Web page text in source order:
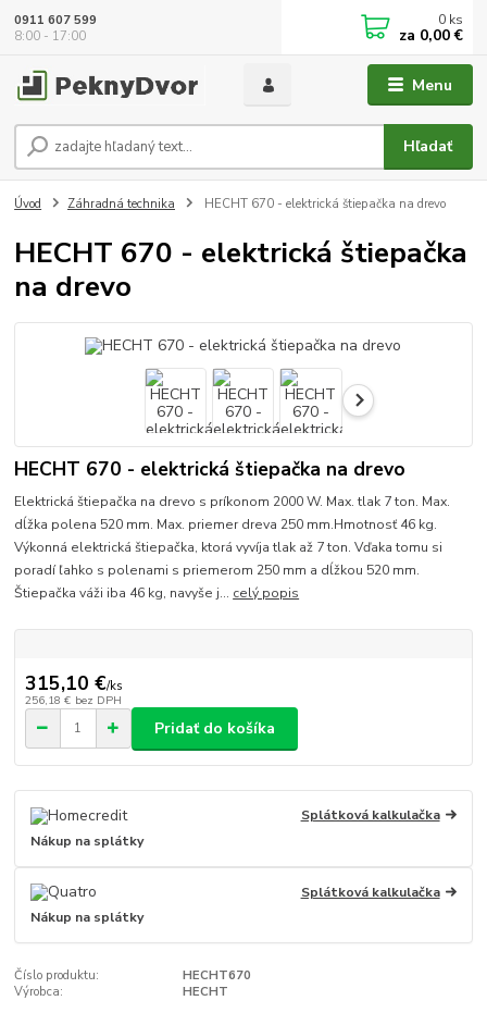
Menu
Hľadať
0911 607 599
8:00 - 17:00
0 ks
za 0,00 €
Úvod Záhradná technika HECHT 670 - elektrická štiepačka na drevo
HECHT 670 - elektrická štiepačka
na drevo
HECHT 670 - elektrická štiepačka na drevo
Elektrická štiepačka na drevo s príkonom 2000 W. Max. tlak 7 ton. Max.
dĺžka polena 520 mm. Max. priemer dreva 250 mm.Hmotnosť 46 kg.
Výkonná elektrická štiepačka, ktorá vyvíja tlak až 7 ton. Vďaka tomu si
poradí ľahko s polenami s priemerom 250 mm a dĺžkou 520 mm.
Štiepačka váži iba 46 kg, navyše j... celý popis
315,10 €/ks
256,18 € bez DPH
Pridať do košíka
Splátková kalkulačka
Nákup na splátky
Splátková kalkulačka
Nákup na splátky
Číslo produktu:
HECHT670
Výrobca:
HECHT